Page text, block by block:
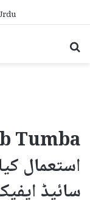
استعمال
سائیڈ